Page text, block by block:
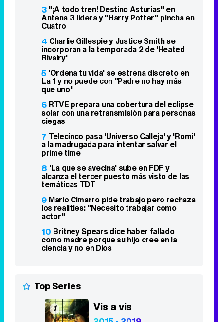
5 'Ordena tu vida' se estrena discreto en
La 1 y no puede con "Padre no hay más
que uno"
6 RTVE prepara una cobertura del eclipse
solar con una retransmisión para personas
ciegas
7 Telecinco pasa 'Universo Calleja' y 'Romi'
a la madrugada para intentar salvar el
prime time
8 'La que se avecina' sube en FDF y
alcanza el tercer puesto más visto de las
temáticas TDT
9 Mario Cimarro pide trabajo pero rechaza
los realities: "Necesito trabajar como
actor"
10 Britney Spears dice haber fallado
como madre porque su hijo cree en la
ciencia y no en Dios
Top Series
1 Vis a vis
2015 - 2019
2 Stranger Things